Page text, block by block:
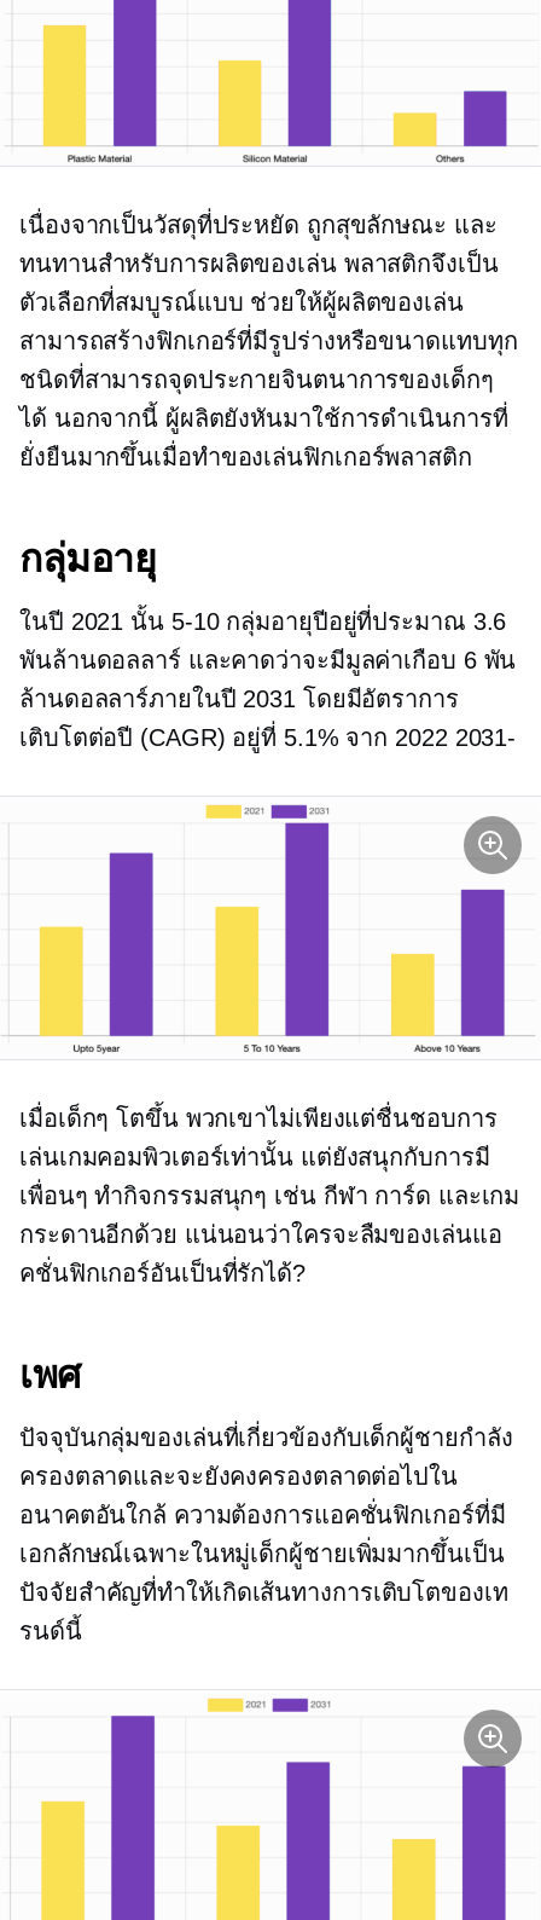
เนื่องจากเป็นวัสดุที่ประหยัด ถูกสุขลักษณะ และ
ทนทานสำหรับการผลิตของเล่น พลาสติกจึงเป็น
ตัวเลือกที่สมบูรณ์แบบ ช่วยให้ผู้ผลิตของเล่น
สามารถสร้างฟิกเกอร์ที่มีรูปร่างหรือขนาดแทบทุก
ชนิดที่สามารถจุดประกายจินตนาการของเด็กๆ
ได้ นอกจากนี้ ผู้ผลิตยังหันมาใช้การดำเนินการที่
ยั่งยืนมากขึ้นเมื่อทำของเล่นฟิกเกอร์พลาสติก
กลุ่มอายุ
ในปี 2021 นั้น 5-10กลุ่มอายุปีอยู่ที่ประมาณ 3.6
พันล้านดอลลาร์ และคาดว่าจะมีมูลค่าเกือบ 6 พัน
ล้านดอลลาร์ภายในปี 2031 โดยมีอัตราการ
เติบโตต่อปี (CAGR) อยู่ที่ 5.1% จาก 2022 2031-
เมื่อเด็กๆ โตขึ้น พวกเขาไม่เพียงแต่ชื่นชอบการ
เล่นเกมคอมพิวเตอร์เท่านั้น แต่ยังสนุกกับการมี
เพื่อนๆ ทำกิจกรรมสนุกๆ เช่น กีฬา การ์ด และเกม
กระดานอีกด้วย แน่นอนว่าใครจะลืมของเล่นแอ
คชั่นฟิกเกอร์อันเป็นที่รักได้?
เพศ
ปัจจุบันกลุ่มของเล่นที่เกี่ยวข้องกับเด็กผู้ชายกำลัง
ครองตลาดและจะยังคงครองตลาดต่อไปใน
อนาคตอันใกล้ ความต้องการแอคชั่นฟิกเกอร์ที่มี
เอกลักษณ์เฉพาะในหมู่เด็กผู้ชายเพิ่มมากขึ้นเป็น
ปัจจัยสำคัญที่ทำให้เกิดเส้นทางการเติบโตของเท
รนด์นี้